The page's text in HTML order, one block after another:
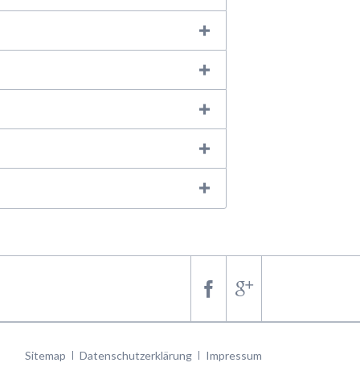
Navigation
Sitemap Datenschutzerklärung Impressum